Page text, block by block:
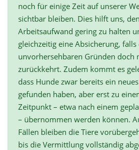
noch für einige Zeit auf unserer
sichtbar bleiben. Dies hilft uns, den
Arbeitsaufwand gering zu halten
gleichzeitig eine Absicherung,
unvorhersehbaren Gründen doch
zurückkehrt. Zudem kommt es
dass Hunde zwar bereits ein
gefunden haben, aber erst zu
Zeitpunkt – etwa nach einem
– übernommen werden können.
Fällen bleiben die Tiere
bis die Vermittlung vollständig